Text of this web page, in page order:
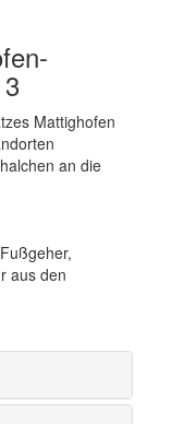
Mattighofen
an die
aus den